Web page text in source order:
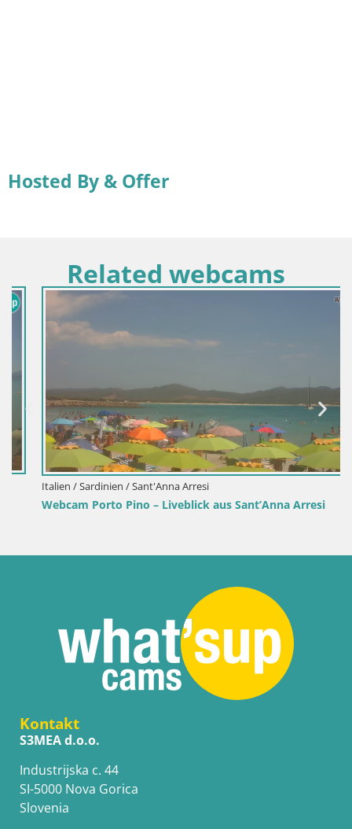
Hosted By & Offer
Related webcams
Italien / Sardinien / Sant'Anna Arresi
Webcam Porto Pino – Liveblick aus Sant’Anna Arresi
Kontakt
S3MEA d.o.o.
Industrijska c. 44
SI-5000 Nova Gorica
Slovenia